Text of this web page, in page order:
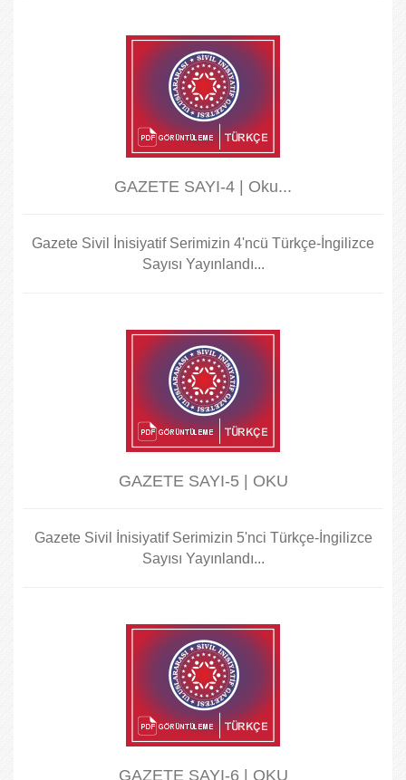
GAZETE SAYI-4 | Oku...
Gazete Sivil İnisiyatif Serimizin 4'ncü Türkçe-İngilizce
Sayısı Yayınlandı...
GAZETE SAYI-5 | OKU
Gazete Sivil İnisiyatif Serimizin 5'nci Türkçe-İngilizce
Sayısı Yayınlandı...
GAZETE SAYI-6 | OKU